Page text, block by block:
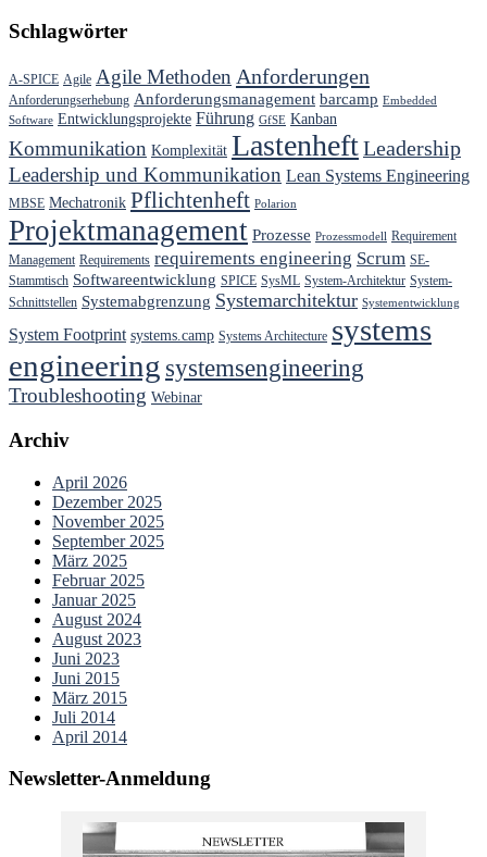
Schlagwörter
A-SPICE Agile Agile Methoden Anforderungen
Anforderungserhebung Anforderungsmanagement barcamp Embedded
Software Entwicklungsprojekte Führung GfSE Kanban
Kommunikation Komplexität LastenheftLeadership
Leadership und Kommunikation Lean Systems Engineering
MBSE Mechatronik Pflichtenheft Polarion
Projektmanagement Prozesse Prozessmodell Requirement
Management Requirements requirements engineering Scrum SE-
Stammtisch Softwareentwicklung SPICE SysML System-Architektur System-
Schnittstellen Systemabgrenzung Systemarchitektur Systementwicklung
System Footprint systems.camp Systems Architecture systems
engineering systemsengineering
Troubleshooting Webinar
Archiv
April 2026
Dezember 2025
November 2025
September 2025
März 2025
Februar 2025
Januar 2025
August 2024
August 2023
Juni 2023
Juni 2015
März 2015
Juli 2014
April 2014
Newsletter-Anmeldung